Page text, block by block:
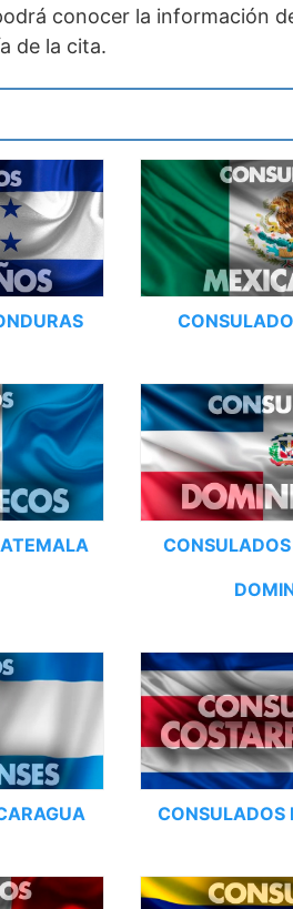
conocer la información
de la cita.
CONSULADOS